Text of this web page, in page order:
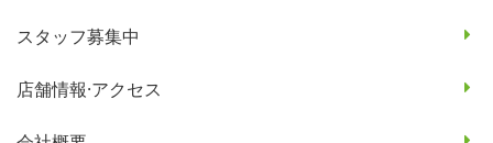
スタッフ募集中
店舗情報·アクセス